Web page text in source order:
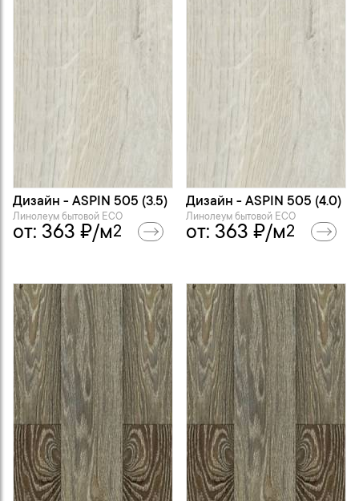
Дизайн - ASPIN 505 (3.5)
Линолеум бытовой ECO
от: 363 ₽/м2
Дизайн - ASPIN 505 (4.0)
Линолеум бытовой ECO
от: 363 ₽/м2